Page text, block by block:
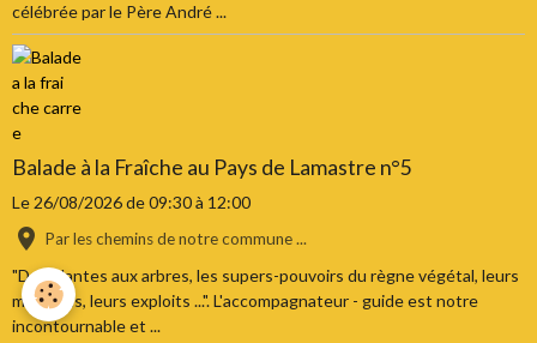
célébrée par le Père André ...
Balade à la Fraîche au Pays de Lamastre n°5
Le 26/08/2026de 09:30à 12:00
Par les chemins de notre commune ...
"Des plantes aux arbres, les supers-pouvoirs du règne végétal, leurs
mystères, leurs exploits ...". L'accompagnateur - guide est notre
incontournable et ...